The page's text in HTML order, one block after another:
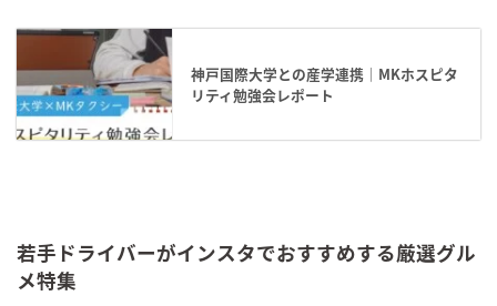
神戸国際大学との産学連携｜MKホスピタ
リティ勉強会レポート
若手ドライバーがインスタでおすすめする厳選グル
メ特集